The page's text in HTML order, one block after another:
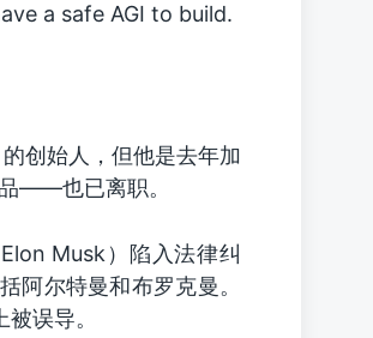
a safe AGI to build.
创始人，但他是去年加
——也已离职。
Musk）陷入法律纠
阿尔特曼和布罗克曼。
误导。